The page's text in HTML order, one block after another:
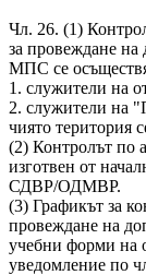
Чл. 26. (1)
за провеждане на
МПС се
1. служители на
2. служители на
чиято територия
(2) Контролът по
изготвен от
СДВР/ОДМВР.
(3) Графикът за
провеждане на
учебни форми на
уведомление по